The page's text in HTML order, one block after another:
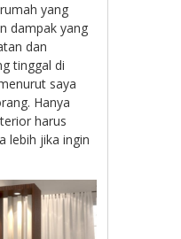
yang
dampak yang
dan
tinggal di
saya
Hanya
harus
lebih jika ingin